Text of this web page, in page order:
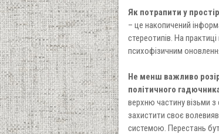
Як потрапити у
– це накопичений
стереотипів. На
психофізичним
Не менш важливо
політичного
верхню частину візьми
захистити своє
системою. Перестань